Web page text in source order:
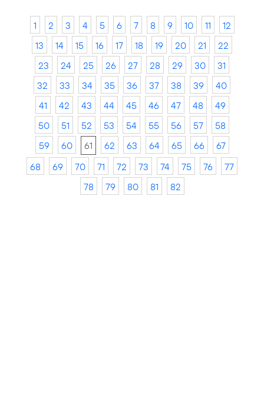
1 2 3 4 5 6 7 8 9 10 11
12
13
14 15 16 17 18 19 20 21
22
23
24 25 26 27 28 29 30
31
32
33 34 35 36 37 38 39
40
41
42 43 44 45 46 47 48
49
50
51 52 53 54 55 56 57
58
59
60 61 62 63 64 65 66
67
68
69 70 71 72 73 74 75 76
77
78
79 80 81 82